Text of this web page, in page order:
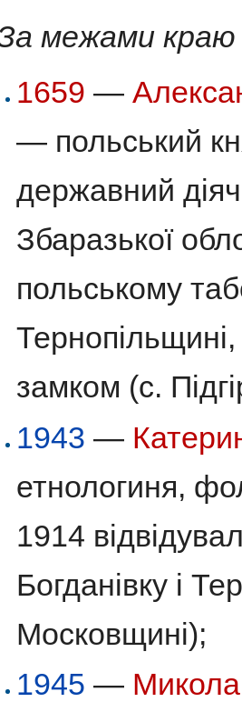
межами краю
1659 —
— польський
державний
Збаразької
польському
замком (с.
1943 —
етнологиня,
1914
Богданівку і
Московщині);
1945 —